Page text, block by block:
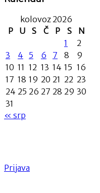
kolovoz 2026
P
U S Č P S
N
1
2
3
4 5 6 7 8
9
10 11 12 13 14 15 16
17 18 19 20 21 22 23
24 25 26 27 28 29 30
31
« srp
Prijava